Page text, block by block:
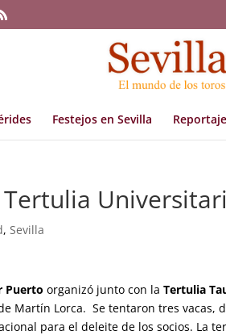
Festejos en Sevilla
, Sevilla
Puerto organizó junto con la Tertulia
Martín Lorca. Se tentaron tres vacas,
para el deleite de los socios. La